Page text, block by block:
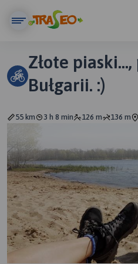
Złote
Bułgarii. :)
55 km 3 h 8 min 126 m 136 m